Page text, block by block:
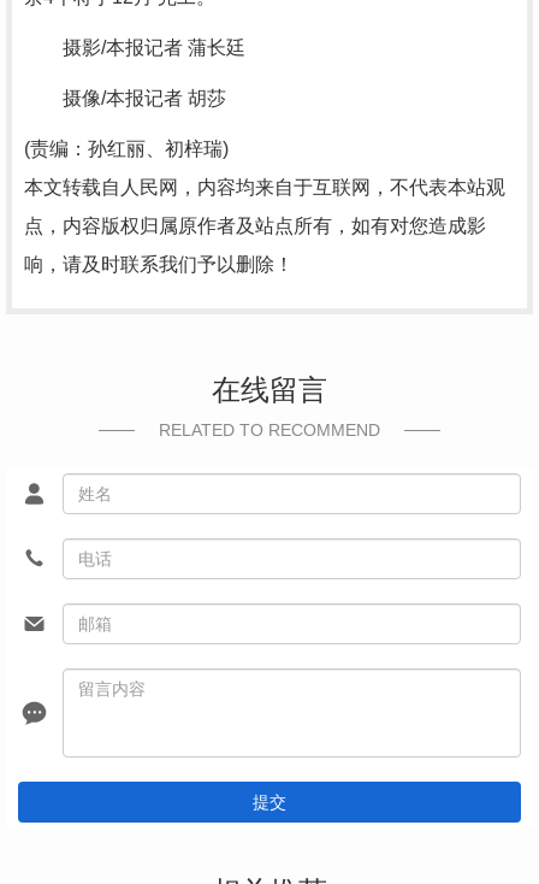
摄影/本报记者 蒲长廷
摄像/本报记者 胡莎
(责编：孙红丽、初梓瑞)
本文转载自人民网，内容均来自于互联网，不代表本站观
点，内容版权归属原作者及站点所有，如有对您造成影
响，请及时联系我们予以删除！
在线留言
RELATED TO RECOMMEND
提交